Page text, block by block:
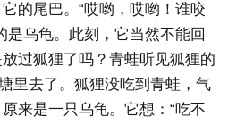
的尾巴。“哎哟，哎哟！谁咬
是乌龟。此刻，它当然不能回
过狐狸了吗？青蛙听见狐狸的
里去了。狐狸没吃到青蛙，气
来是一只乌龟。它想：“吃不